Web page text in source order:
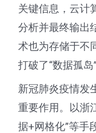
关键信息，云计
分析并最终输出
术也为存储于不
打破了“数据孤岛
新冠肺炎疫情发
重要作用。以浙
据+网格化”等手